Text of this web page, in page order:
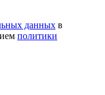
данных в
политики